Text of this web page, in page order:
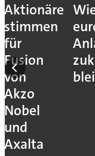
Aktionäre
stimmen
für
Fusion
von
Akzo
Nobel
und
Axalta